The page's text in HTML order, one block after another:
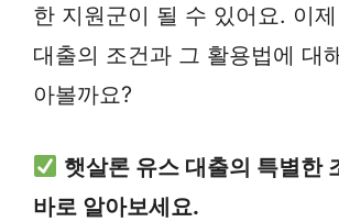
한 지원군이 될 수 있어요. 이
대출의 조건과 그 활용법에 대
아볼까요?
햇살론 유스 대출의 특별한
바로 알아보세요.